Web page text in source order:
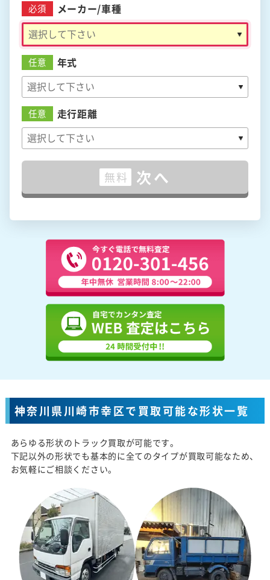
必須 メーカー/車種
任意 年式
任意 走行距離
無料 次へ
神奈川県川崎市幸区で買取可能な形状一覧
あらゆる形状のトラック買取が可能です。
下記以外の形状でも基本的に全てのタイプが買取可能なため、
お気軽にご相談ください。